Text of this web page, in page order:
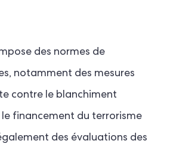
des normes de
notamment des mesures
contre le blanchiment
financement du terrorisme
des évaluations des